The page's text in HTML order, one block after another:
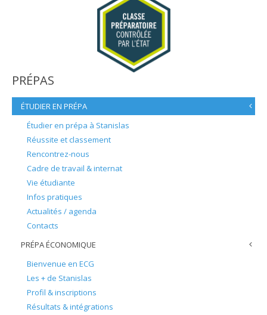
PRÉPAS
ÉTUDIER EN PRÉPA
Étudier en prépa à Stanislas
Réussite et classement
Rencontrez-nous
Cadre de travail & internat
Vie étudiante
Infos pratiques
Actualités / agenda
Contacts
PRÉPA ÉCONOMIQUE
Bienvenue en ECG
Les + de Stanislas
Profil & inscriptions
Résultats & intégrations